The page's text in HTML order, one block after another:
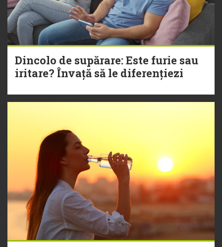
Dincolo de supărare: Este furie sau
iritare? Învață să le diferențiezi